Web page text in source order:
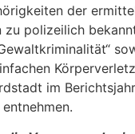
der
zu polizeilich
im